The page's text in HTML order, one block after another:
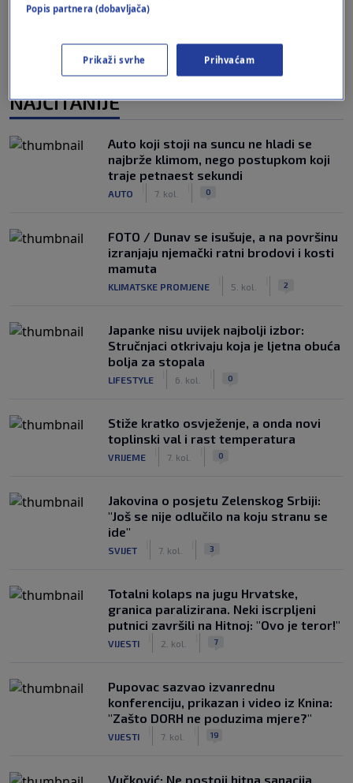
NAJČITANIJE
Auto koji stoji na suncu ne hladi se
najbrže klimom, nego postupkom koji
traje petnaest sekundi
AUTO 7. kol. 0
FOTO / Dunav se isušuje, a na površinu
izranjaju njemački ratni brodovi i kosti
mamuta
KLIMATSKE PROMJENE 5. kol. 2
Japanke nisu uvijek najbolji izbor:
Stručnjaci otkrivaju koja je ljetna obuća
bolja za stopala
LIFESTYLE 6. kol. 0
Stiže kratko osvježenje, a onda novi
toplinski val i rast temperatura
VRIJEME 7. kol. 0
Jakovina o posjetu Zelenskog Srbiji:
"Još se nije odlučilo na koju stranu se
ide"
SVIJET 7. kol. 3
Totalni kolaps na jugu Hrvatske,
granica paralizirana. Neki iscrpljeni
putnici završili na Hitnoj: "Ovo je teror!"
VIJESTI 2. kol. 7
Pupovac sazvao izvanrednu
konferenciju, prikazan i video iz Knina:
"Zašto DORH ne poduzima mjere?"
VIJESTI 7. kol. 19
Vučković: Ne postoji hitna sanacija
Popis partnera (dobavljača)
Prikaži svrhe Prihvaćam